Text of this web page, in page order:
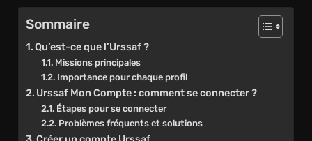
Sommaire
Qu’est-ce que l’Urssaf ?
Missions principales
Importance pour chaque profil
Urssaf Mon Compte : comment se connecter ?
Étapes pour se connecter
Problèmes fréquents et solutions